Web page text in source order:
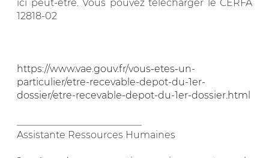
ici peut-être. Vous pouvez télécharger le CERFA
12818-02
https://www.vae.gouv.fr/vous-etes-un-
particulier/etre-recevable-depot-du-1er-
dossier/etre-recevable-depot-du-1er-dossier.html
Assistante Ressources Humaines